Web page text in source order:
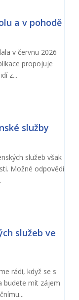
a v pohodě
v červnu 2026
propojuje
z...
služby
služeb však
Možné odpovědi
služeb ve
rádi, když se s
budete mít zájem